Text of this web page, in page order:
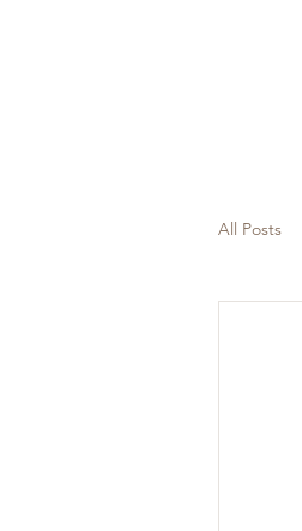
All Posts